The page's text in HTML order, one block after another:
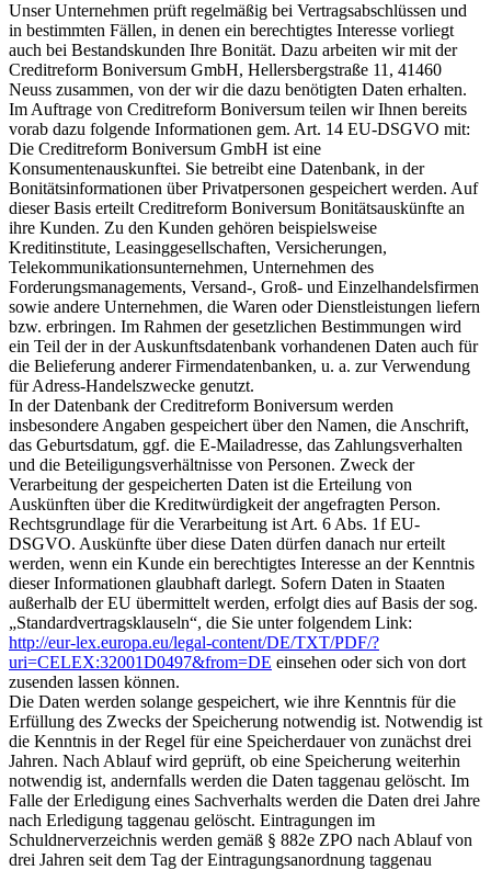
Unser Unternehmen prüft regelmäßig bei Vertragsabschlüssen und
in bestimmten Fällen, in denen ein berechtigtes Interesse vorliegt
auch bei Bestandskunden Ihre Bonität. Dazu arbeiten wir mit der
Creditreform Boniversum GmbH, Hellersbergstraße 11, 41460
Neuss zusammen, von der wir die dazu benötigten Daten erhalten.
Im Auftrage von Creditreform Boniversum teilen wir Ihnen bereits
vorab dazu folgende Informationen gem. Art. 14 EU-DSGVO mit:
Die Creditreform Boniversum GmbH ist eine
Konsumentenauskunftei. Sie betreibt eine Datenbank, in der
Bonitätsinformationen über Privatpersonen gespeichert werden. Auf
dieser Basis erteilt Creditreform Boniversum Bonitätsauskünfte an
ihre Kunden. Zu den Kunden gehören beispielsweise
Kreditinstitute, Leasinggesellschaften, Versicherungen,
Telekommunikationsunternehmen, Unternehmen des
Forderungsmanagements, Versand-, Groß- und Einzelhandelsfirmen
sowie andere Unternehmen, die Waren oder Dienstleistungen liefern
bzw. erbringen. Im Rahmen der gesetzlichen Bestimmungen wird
ein Teil der in der Auskunftsdatenbank vorhandenen Daten auch für
die Belieferung anderer Firmendatenbanken, u. a. zur Verwendung
für Adress-Handelszwecke genutzt.
In der Datenbank der Creditreform Boniversum werden
insbesondere Angaben gespeichert über den Namen, die Anschrift,
das Geburtsdatum, ggf. die E-Mailadresse, das Zahlungsverhalten
und die Beteiligungsverhältnisse von Personen. Zweck der
Verarbeitung der gespeicherten Daten ist die Erteilung von
Auskünften über die Kreditwürdigkeit der angefragten Person.
Rechtsgrundlage für die Verarbeitung ist Art. 6 Abs. 1f EU-
DSGVO. Auskünfte über diese Daten dürfen danach nur erteilt
werden, wenn ein Kunde ein berechtigtes Interesse an der Kenntnis
dieser Informationen glaubhaft darlegt. Sofern Daten in Staaten
außerhalb der EU übermittelt werden, erfolgt dies auf Basis der sog.
„Standardvertragsklauseln“, die Sie unter folgendem Link:
http://eur-lex.europa.eu/legal-content/DE/TXT/PDF/?
uri=CELEX:32001D0497&from=DE einsehen oder sich von dort
zusenden lassen können.
Die Daten werden solange gespeichert, wie ihre Kenntnis für die
Erfüllung des Zwecks der Speicherung notwendig ist. Notwendig ist
die Kenntnis in der Regel für eine Speicherdauer von zunächst drei
Jahren. Nach Ablauf wird geprüft, ob eine Speicherung weiterhin
notwendig ist, andernfalls werden die Daten taggenau gelöscht. Im
Falle der Erledigung eines Sachverhalts werden die Daten drei Jahre
nach Erledigung taggenau gelöscht. Eintragungen im
Schuldnerverzeichnis werden gemäß § 882e ZPO nach Ablauf von
drei Jahren seit dem Tag der Eintragungsanordnung taggenau